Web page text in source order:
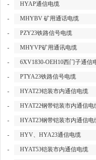
- HYAP通信电缆
- MHYBV 矿用通话电缆
- PZY23铁路信号电缆
- MHYVP矿用通讯电缆
- 6XV1830-OEH10西门子通信
- PTYA23铁路信号电缆
- HYAT23铠装市内通信电缆
- HYAT22钢带铠装市内通信电
- HYAT23钢带铠装市内通信电
- HYV、HYA23通信电缆
- HYAT53铠装市内通信电缆